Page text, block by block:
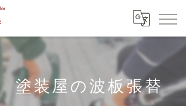
装屋の波板張替